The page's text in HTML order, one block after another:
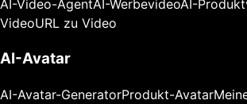
AI-Video-AgentAI-WerbevideoAI-
VideoURL zu Video
AI-Avatar
AI-Avatar-GeneratorProdukt-Avatar